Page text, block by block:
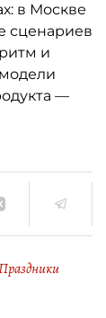
в Москве
сценариев
и
—